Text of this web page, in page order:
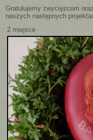
Gratulujemy zwycięzcom
naszych następnych
2 miejsce